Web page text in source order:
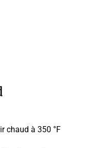
chaud à 350 °F